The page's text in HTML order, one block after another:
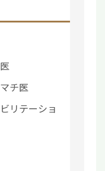
チ医
リテーショ